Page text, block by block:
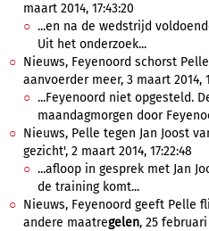
maart 2014, 17:43:20
...en na de wedstrijd
Uit het onderzoek...
Nieuws, Feyenoord schorst
aanvoerder meer, 3 maart 2014,
...Feyenoord niet opgesteld.
maandagmorgen door
Nieuws, Pelle tegen Jan Joost
gezicht', 2 maart 2014, 17:22:48
...afloop in gesprek met Jan
de training komt...
Nieuws, Feyenoord geeft Pelle
andere maatregelen, 25 februari